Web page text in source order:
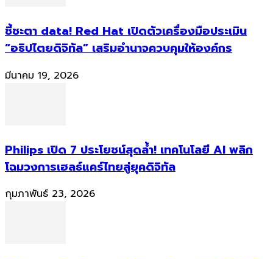
ชี้ชะตา data! Red Hat เปิดตัวเครื่องมือประเมิน
“อธิปไตยดิจิทัล” เสริมอำนาจควบคุมให้องค์กร
มีนาคม 19, 2026
Philips เปิด 7 ประโยชน์สุดล้ำ! เทคโนโลยี AI พลิก
โฉมวงการเฮลธ์แคร์ไทยสู่ยุคดิจิทัล
กุมภาพันธ์ 23, 2026